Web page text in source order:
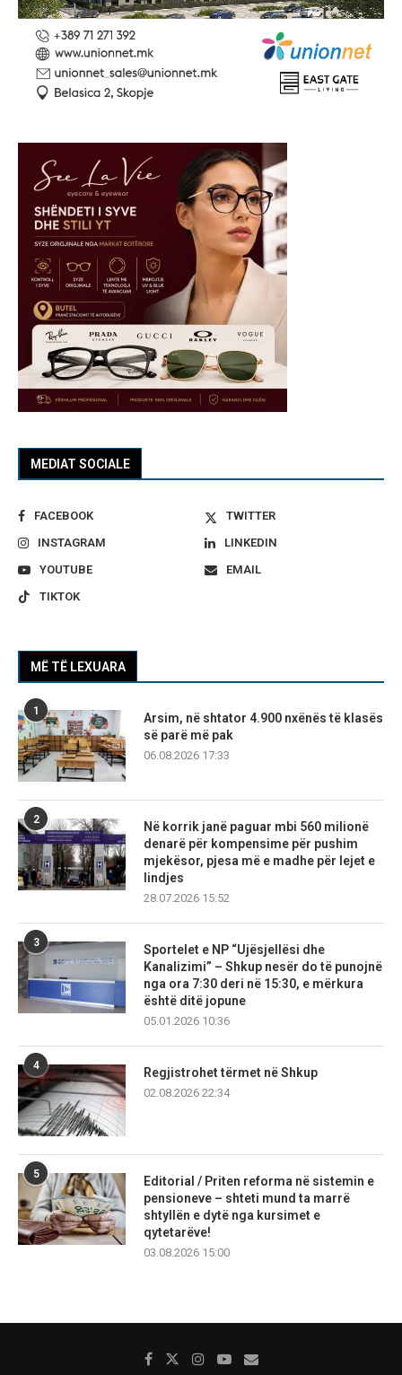
MEDIAT SOCIALE
FACEBOOK
TWITTER
INSTAGRAM
LINKEDIN
YOUTUBE
EMAIL
TIKTOK
MË TË LEXUARA
1
Arsim, në shtator 4.900 nxënës të klasës
së parë më pak
06.08.2026 17:33
2
Në korrik janë paguar mbi 560 milionë
denarë për kompensime për pushim
mjekësor, pjesa më e madhe për lejet e
lindjes
28.07.2026 15:52
3
Sportelet e NP “Ujësjellësi dhe
Kanalizimi” – Shkup nesër do të punojnë
nga ora 7:30 deri në 15:30, e mërkura
është ditë jopune
05.01.2026 10:36
4
Regjistrohet tërmet në Shkup
02.08.2026 22:34
5
Editorial / Priten reforma në sistemin e
pensioneve – shteti mund ta marrë
shtyllën e dytë nga kursimet e
qytetarëve!
03.08.2026 15:00